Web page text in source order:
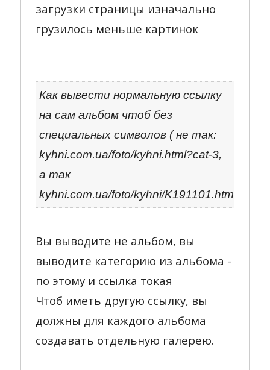
загрузки страницы изначально
грузилось меньше картинок
Как вывести нормальную ссылку
на сам альбом чтоб без
специальных символов ( не так:
kyhni.com.ua/foto/kyhni.html?cat-3,
а так
kyhni.com.ua/foto/kyhni/K191101.html)
Вы выводите не альбом, вы
выводите категорию из альбома -
по этому и ссылка токая
Чтоб иметь другую ссылку, вы
должны для каждого альбома
создавать отдельную галерею.